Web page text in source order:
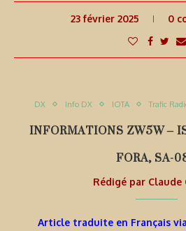
23 février 2025 0
DX Info DX IOTA Trafic
INFORMATIONS ZW5W –
FORA, SA-
Rédigé par Claude
Article traduite en Français